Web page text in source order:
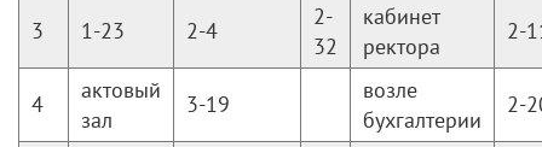
3 1-23 2-4
2-
32
кабинет
ректора
2-
4
актовый
зал
3-19
возле
бухгалтерии
2-